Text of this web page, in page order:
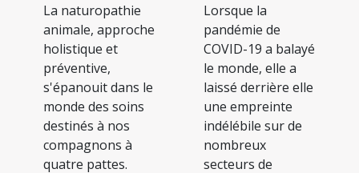
La naturopathie
animale, approche
holistique et
préventive,
s'épanouit dans le
monde des soins
destinés à nos
compagnons à
quatre pattes.
Lorsque la
pandémie de
COVID-19 a balayé
le monde, elle a
laissé derrière elle
une empreinte
indélébile sur de
nombreux
secteurs de